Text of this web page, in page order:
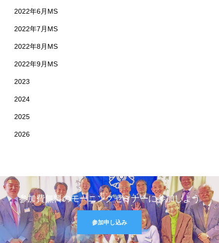
2022年6月MS
2022年7月MS
2022年8月MS
2022年9月MS
2023
2024
2025
2026
参加費無料のモーニングセミナーに参加しよう
参加申し込み